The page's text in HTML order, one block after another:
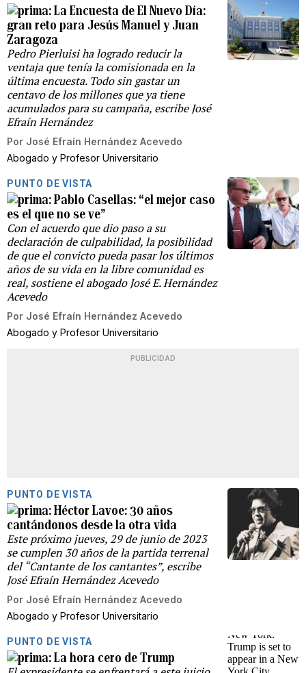
La Encuesta de El Nuevo Día:
gran reto para Jesús Manuel y Juan
Zaragoza
Pedro Pierluisi ha logrado reducir la
ventaja que tenía la comisionada en la
última encuesta. Todo sin gastar un
centavo de los millones que ya tiene
acumulados para su campaña, escribe José
Efraín Hernández
Por José Efraín Hernández Acevedo
Abogado y Profesor Universitario
PUNTO DE VISTA
Pablo Casellas: “el mejor caso
es el que no se ve”
Con el acuerdo que dio paso a su
declaración de culpabilidad, la posibilidad
de que el convicto pueda pasar los últimos
años de su vida en la libre comunidad es
real, sostiene el abogado José E. Hernández
Acevedo
Por José Efraín Hernández Acevedo
Abogado y Profesor Universitario
PUBLICIDAD
PUNTO DE VISTA
Héctor Lavoe: 30 años
cantándonos desde la otra vida
Este próximo jueves, 29 de junio de 2023
se cumplen 30 años de la partida terrenal
del “Cantante de los cantantes”, escribe
José Efraín Hernández Acevedo
Por José Efraín Hernández Acevedo
Abogado y Profesor Universitario
PUNTO DE VISTA
La hora cero de Trump